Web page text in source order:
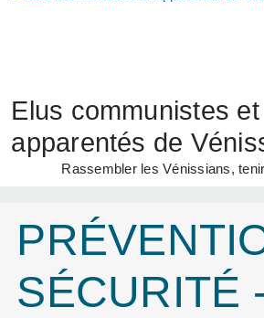
Elus communistes et
apparentés de
Rassembler les Vénissians,
SÉCURITÉ